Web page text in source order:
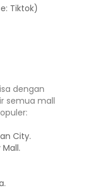
Tiktok)
dengan
semua mall
City.